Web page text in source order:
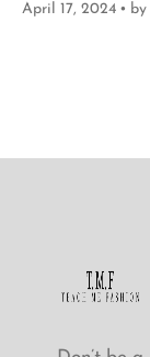
April 17, 2024 by